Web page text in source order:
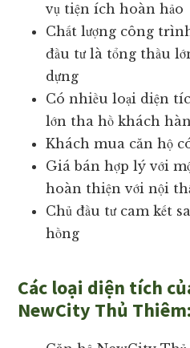
vụ tiện ích hoàn hảo
Chất lượng công
đầu tư là tổng thầu
dựng
Có nhiều loại diện
lớn tha hồ khách
Khách mua căn hộ
Giá bán hợp lý với
hoàn thiện với nội
Chủ đầu tư cam kết
hồng
Các loại diện tích
NewCity Thủ Thiêm: